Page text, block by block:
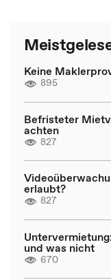
Keine
895
Befristeter
achten
827
erlaubt?
827
und was nicht
670